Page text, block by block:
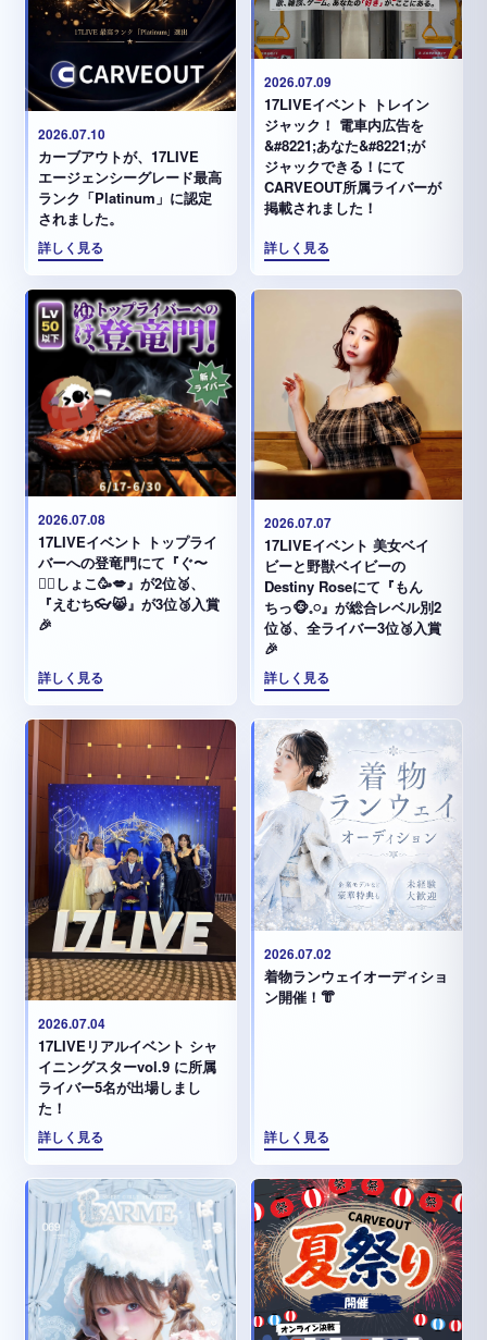
2026.07.10
カーブアウトが、17LIVE
エージェンシーグレード最高
ランク「Platinum」に認定
されました。
詳しく見る
2026.07.09
17LIVEイベント トレイン
ジャック！ 電車内広告を
&#8221;あなた&#8221;が
ジャックできる！にて
CARVEOUT所属ライバーが
掲載されました！
詳しく見る
2026.07.08
17LIVEイベント トップライ
バーへの登竜門にて『ぐ〜
✊🏻‪しょこ🥳💋』が2位🥈、
『えむち👓😸』が3位🥉入賞
🎉
詳しく見る
2026.07.07
17LIVEイベント 美女ベイ
ビーと野獣ベイビーの
Destiny Roseにて『もん
ちっ🐵𓈒𓏸︎︎︎︎』が総合レベル別2
位🥈、全ライバー3位🥉入賞
🎉
詳しく見る
2026.07.04
17LIVEリアルイベント シャ
イニングスターvol.9 に所属
ライバー5名が出場しまし
た！
詳しく見る
2026.07.02
着物ランウェイオーディショ
ン開催！👘
詳しく見る